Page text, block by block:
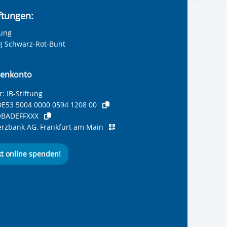
setzen wir
Schwarz-Rot-Bunt
IB-Stiftung
5004 0000 0594 1208 00
AG, Frankfurt am Main
online spenden!
BundBund
Bund
Internationalen
Internationalen
Internationalen
des